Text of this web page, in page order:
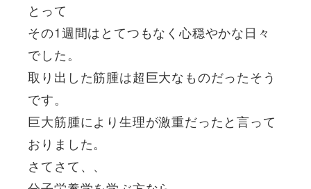
とって
その1週間はとてつもなく心穏やかな日々
でした。
取り出した筋腫は超巨大なものだったそう
です。
巨大筋腫により生理が激重だったと言って
おりました。
さてさて、、